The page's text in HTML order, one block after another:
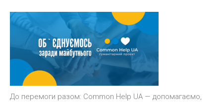
До перемоги разом: Common Help UA — допомагаємо,